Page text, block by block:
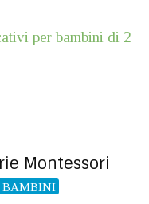
per bambini di 2
Montessori
BAMBINI